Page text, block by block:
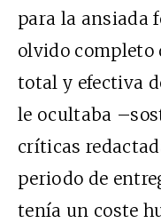
para la ansiada
olvido completo
total y efectiva
le ocultaba
críticas
periodo de
tenía un coste